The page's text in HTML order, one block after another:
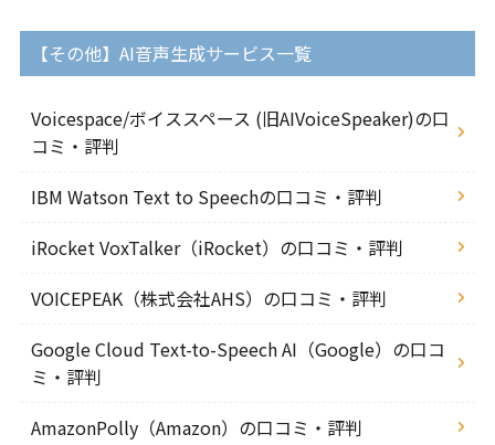
【その他】AI音声生成サービス一覧
Voicespace/ボイススペース (旧AIVoiceSpeaker)の口
コミ・評判
IBM Watson Text to Speechの口コミ・評判
iRocket VoxTalker（iRocket）の口コミ・評判
VOICEPEAK（株式会社AHS）の口コミ・評判
Google Cloud Text-to-Speech AI（Google）の口コ
ミ・評判
AmazonPolly（Amazon）の口コミ・評判